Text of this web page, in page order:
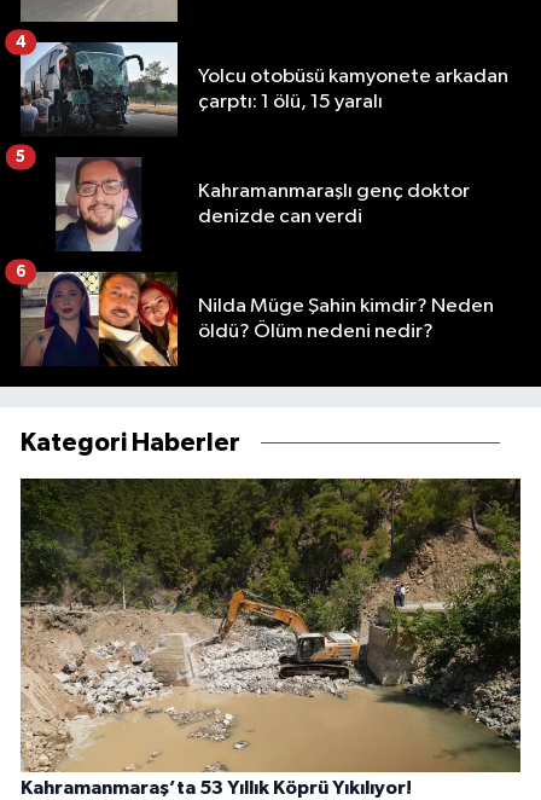
Yolcu otobüsü kamyonete arkadan
çarptı: 1 ölü, 15 yaralı
4
Kahramanmaraşlı genç doktor
denizde can verdi
5
Nilda Müge Şahin kimdir? Neden
öldü? Ölüm nedeni nedir?
6
Kategori Haberler
Kahramanmaraş’ta 53 Yıllık Köprü Yıkılıyor!